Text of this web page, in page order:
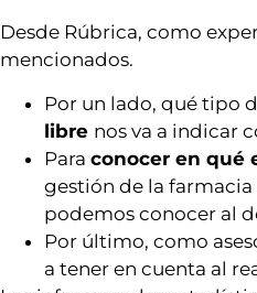
Desde Rúbrica, como
mencionados.
Por un lado, qué tipo
libre nos va a indicar
Para conocer en qué
gestión de la farmacia
podemos conocer al
Por último, como
a tener en cuenta al